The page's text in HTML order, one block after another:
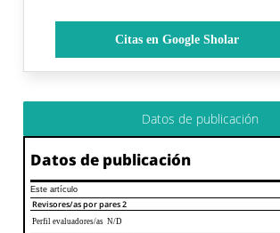
Citas en Google Sholar
Datos de publicación
Datos de publicación
Este artículo
Revisores/as por pares2
Perfil evaluadores/as N/D